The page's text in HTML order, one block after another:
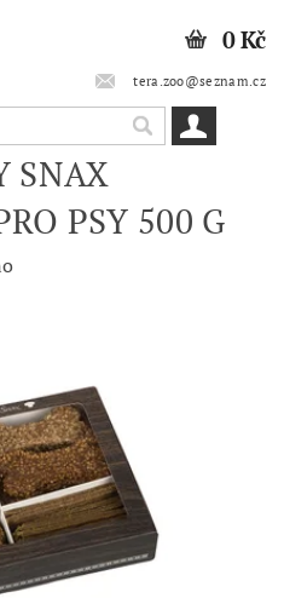
tera.zoo@seznam.cz
0 Kč
SNAX
PSY 500 G